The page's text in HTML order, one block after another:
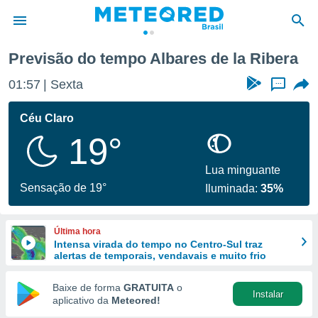
da
fornecidas
a este
das
e
forma
digital
Previsão do tempo Albares de la Ribera
01:57 Sexta ...
Céu Claro
19°
Sensação de 19°
Lua minguante
Iluminada:35%
Última hora
Intensa virada do tempo no Centro-Sul traz
alertas de temporais, vendavais e muito frio
Baixe de forma GRATUITA o
aplicativo da Meteored!
Instalar